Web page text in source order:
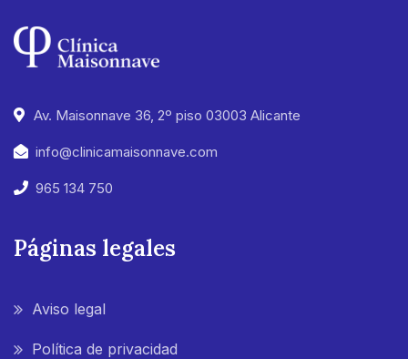
Av. Maisonnave 36, 2º piso 03003 Alicante
info@clinicamaisonnave.com
965 134 750
Páginas legales
Aviso legal
Política de privacidad